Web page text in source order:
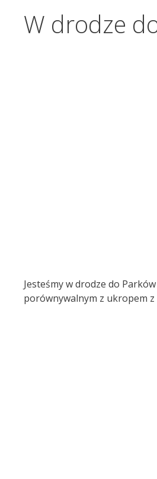
W drodze
Jesteśmy w drodze do
porównywalnym z ukropem